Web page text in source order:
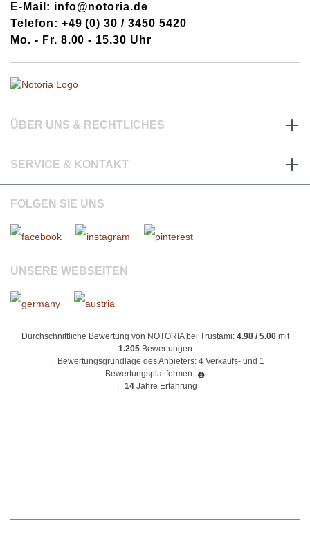
E-Mail: info@notoria.de
Telefon: +49 (0) 30 / 3450 5420
Mo. - Fr. 8.00 - 15.30 Uhr
ÜBER UNS & RECHTLICHES
SERVICE & KONTAKT
FOLGEN SIE UNS
UNSERE WEBSEITEN
Durchschnittliche Bewertung von NOTORIA bei Trustami: 4.98 / 5.00mit
1.205 Bewertungen
Bewertungsgrundlage des Anbieters: 4 Verkaufs- und 1
Bewertungsplattformen
14 Jahre Erfahrung